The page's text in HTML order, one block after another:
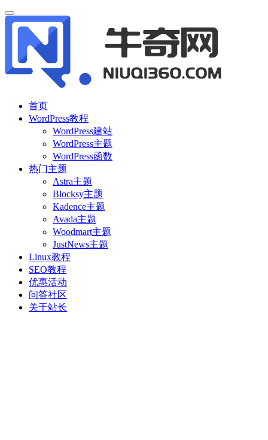
首页
WordPress教程
WordPress建站
WordPress主题
WordPress函数
热门主题
Astra主题
Blocksy主题
Kadence主题
Avada主题
Woodmart主题
JustNews主题
Linux教程
SEO教程
优惠活动
问答社区
关于站长